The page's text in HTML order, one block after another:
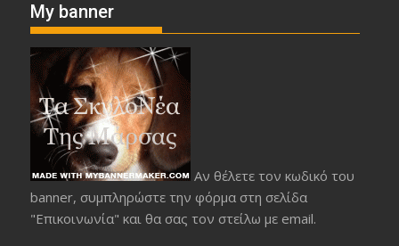
My banner
Αν θέλετε τον κωδικό του
banner, συμπληρώστε την φόρμα στη σελίδα
"Επικοινωνία" και θα σας τον στείλω με email.